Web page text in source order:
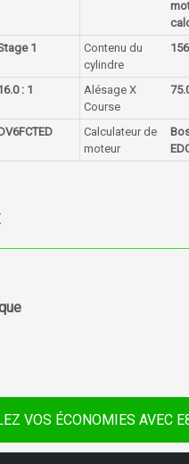
1
Contenu du
cylindre
: 1
Alésage X
Course
DV6FCTED
Calculateur de
moteur
VOS ÉCONOMIES AVEC